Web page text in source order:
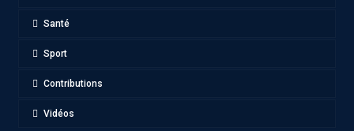
Santé
Sport
Contributions
Vidéos